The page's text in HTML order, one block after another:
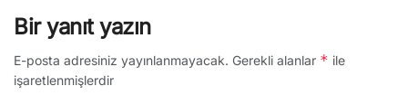
Bir yanıt yazın
E-posta adresiniz yayınlanmayacak. Gerekli alanlar * ile
işaretlenmişlerdir